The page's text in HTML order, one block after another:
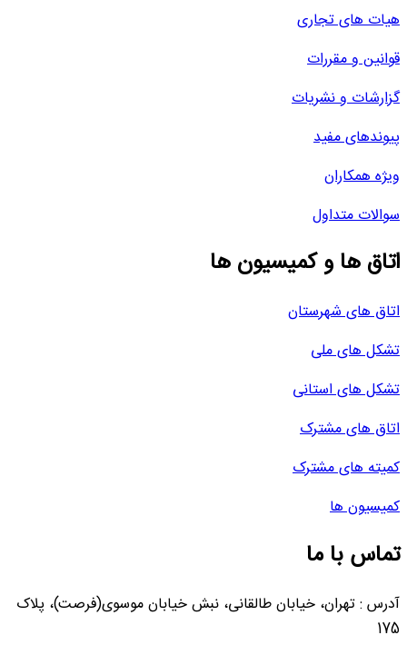
هیات های تجاری
قوانین و مقررات
گزارشات و نشریات
پیوندهای مفید
ویژه همکاران
سوالات متداول
اتاق ها و کمیسیون ها
اتاق های شهرستان
تشکل های ملی
تشکل های استانی
اتاق های مشترک
کمیته های مشترک
کمیسیون ها
تماس با ما
آدرس : تهران، خیابان طالقانی، نبش خیابان موسوی(فرصت)، پلاک
175